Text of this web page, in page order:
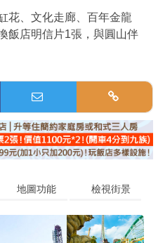
花、文化走廊、百年金龍
飯店明信片1張，與圓山伴
地圖功能 檢視街景